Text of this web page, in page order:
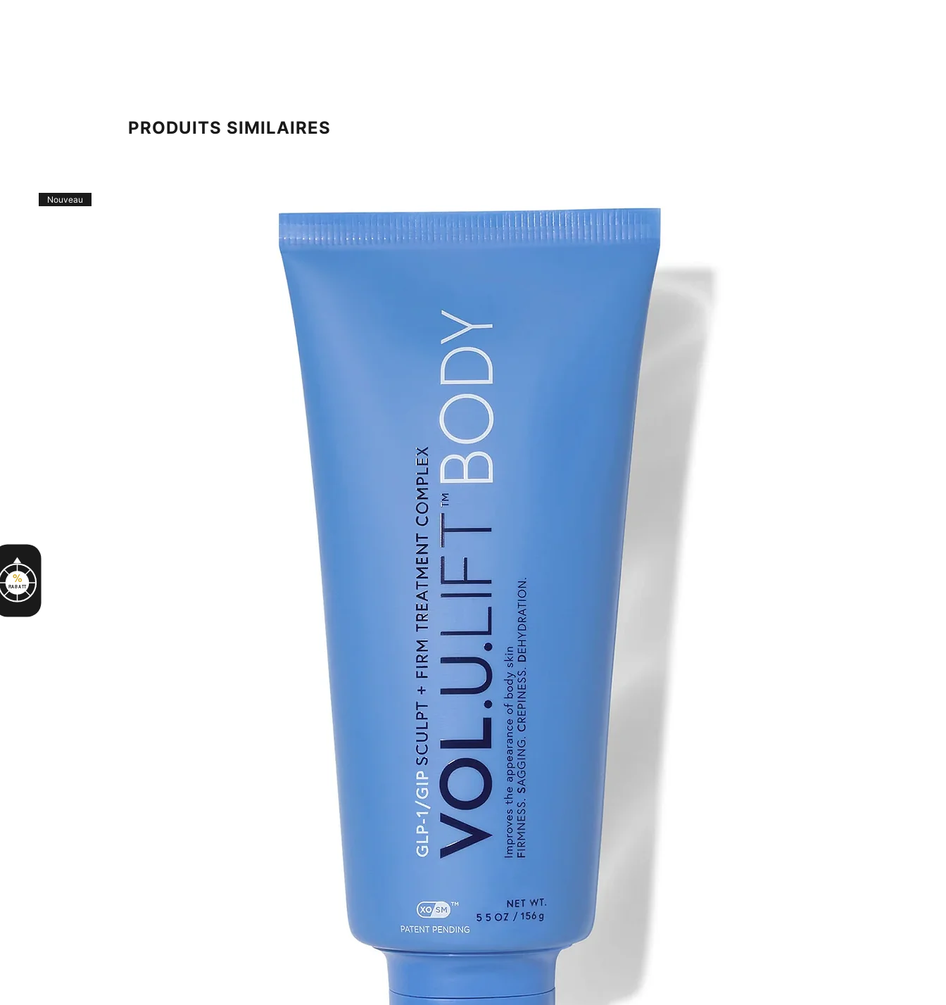
%
RABATT
des ingrédients sur notre site. Cependant, les INCI
peuvent changer et nous ne pouvons garantir que ces
listes sont complètes, à jour ou sans erreurs. Pour les
versions actuelles de l'INCI, veuillez consulter l'emballage
extérieur de votre produit.
PRODUITS SIMILAIRES
Nouveau